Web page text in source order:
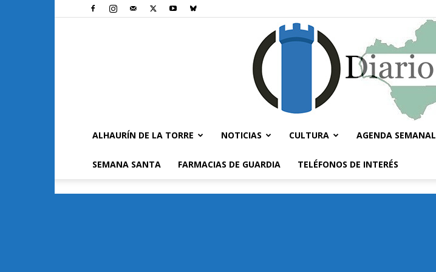
ALHAURÍN DE LA TORRE NOTICIAS CULTURA AGENDA SEMANAL
SEMANA SANTA FARMACIAS DE GUARDIA TELÉFONOS DE INTERÉS